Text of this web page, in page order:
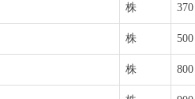
株 370
株 500
株 800